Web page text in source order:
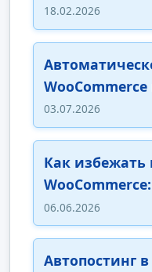
18.02.2026
03.07.2026
Как избежать
06.06.2026
Автопостинг